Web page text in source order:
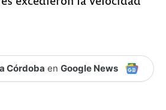
Córdoba en Google News